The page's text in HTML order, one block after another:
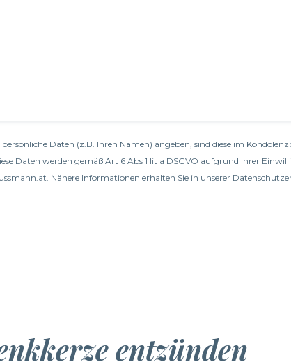
Daten (z.B. Ihren Namen) angeben, sind diese im
Daten werden gemäß Art 6 Abs 1 lit a DSGVO aufgrund Ihrer
Nähere Informationen erhalten Sie in unserer
entzünden